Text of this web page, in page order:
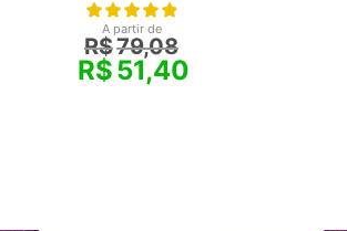
A partir de
R$79,08
R$51,40